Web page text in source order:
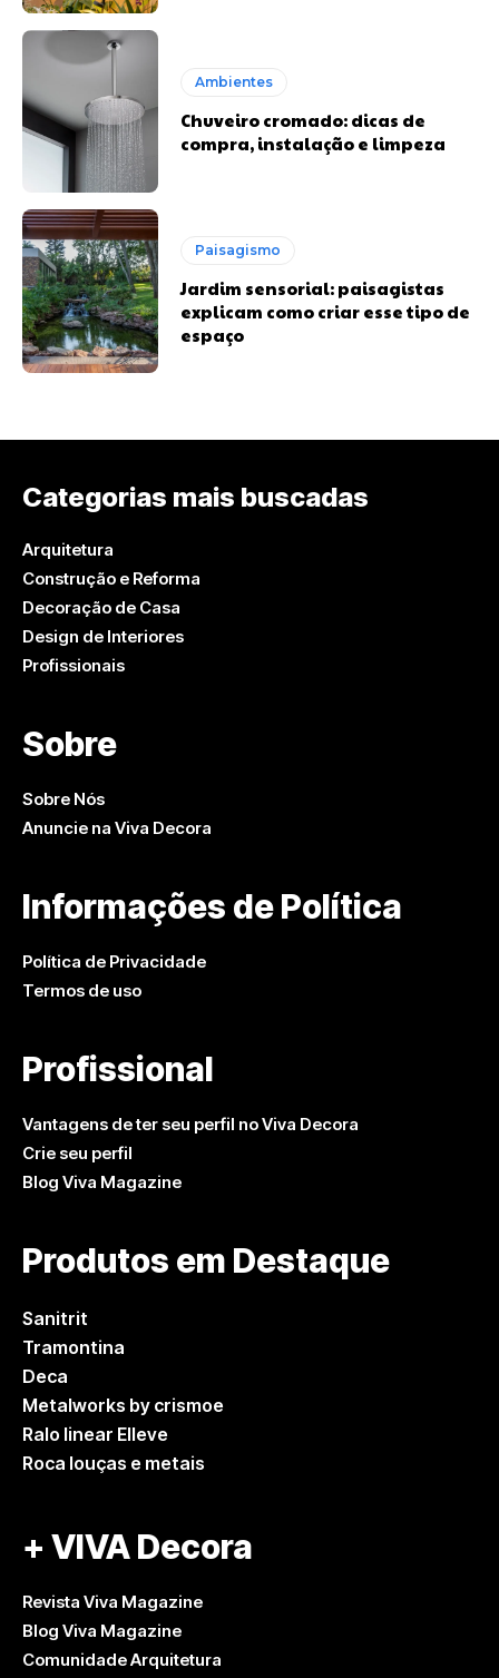
Ambientes
Chuveiro cromado: dicas de
compra, instalação e limpeza
Paisagismo
Jardim sensorial: paisagistas
explicam como criar esse tipo de
espaço
Categorias mais buscadas
Arquitetura
Construção e Reforma
Decoração de Casa
Design de Interiores
Profissionais
Sobre
Sobre Nós
Anuncie na Viva Decora
Informações de Política
Política de Privacidade
Termos de uso
Profissional
Vantagens de ter seu perfil no Viva Decora
Crie seu perfil
Blog Viva Magazine
Produtos em Destaque
Sanitrit
Tramontina
Deca
Metalworks by crismoe
Ralo linear Elleve
Roca louças e metais
+ VIVA Decora
Revista Viva Magazine
Blog Viva Magazine
Comunidade Arquitetura